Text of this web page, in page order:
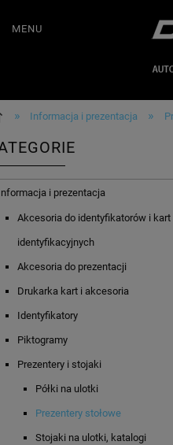
MENU
» Informacja i prezentacja »
i prezentacja
Akcesoria do identyfikatorów i kart
identyfikacyjnych
Akcesoria do prezentacji
Drukarka kart i akcesoria
Identyfikatory
Piktogramy
Prezentery i stojaki
Półki na ulotki
Prezentery stołowe
Stojaki na ulotki, katalogi